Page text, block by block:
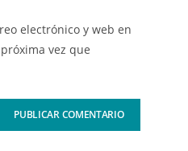
electrónico y web en
vez que